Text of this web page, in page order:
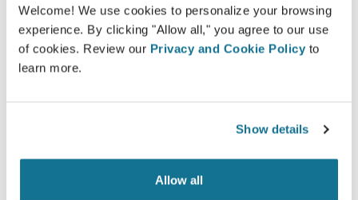
Welcome! We use cookies to personalize your browsing
experience. By clicking "Allow all," you agree to our use
of cookies. Review our Privacy and Cookie Policy to
learn more.
Show details
Allow all
simülasyonu gördüklerinde ameliyatlarından ya
memnun kaldıklarını ya da çok memnun
kaldıklarını söylediler.*
meme büyütme hastaları arasında çevrimiçi anket yapılmıştır.